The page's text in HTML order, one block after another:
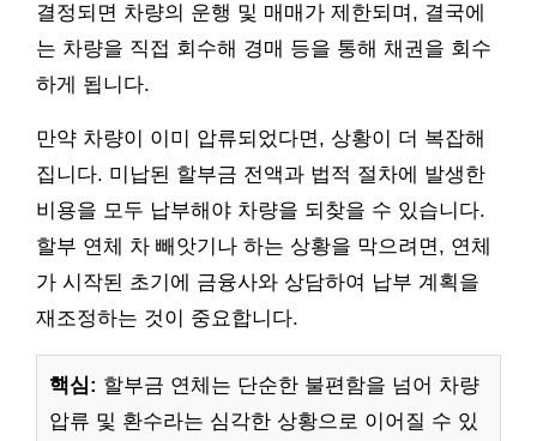
결정되면 차량의 운행 및 매매가 제한되며, 결국에
는 차량을 직접 회수해 경매 등을 통해 채권을 회수
하게 됩니다.
만약 차량이 이미 압류되었다면, 상황이 더 복잡해
집니다. 미납된 할부금 전액과 법적 절차에 발생한
비용을 모두 납부해야 차량을 되찾을 수 있습니다.
할부 연체 차 빼앗기나 하는 상황을 막으려면, 연체
가 시작된 초기에 금융사와 상담하여 납부 계획을
재조정하는 것이 중요합니다.
핵심: 할부금 연체는 단순한 불편함을 넘어 차량
압류 및 환수라는 심각한 상황으로 이어질 수 있